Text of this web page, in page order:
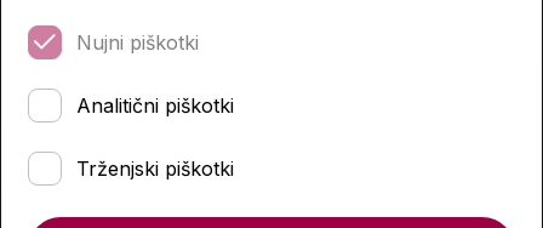
-4 %
-4 %
Nujni piškotki
Analitični piškotki
Trženjski piškotki